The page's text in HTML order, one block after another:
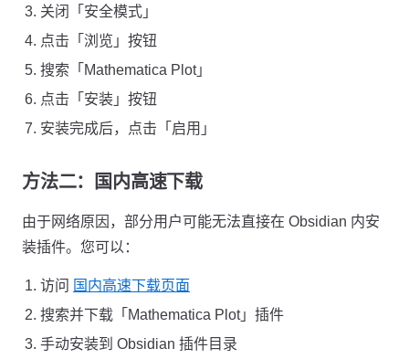
关闭「安全模式」
点击「浏览」按钮
搜索「Mathematica Plot」
点击「安装」按钮
安装完成后，点击「启用」
方法二：国内高速下载
由于网络原因，部分用户可能无法直接在 Obsidian 内安
装插件。您可以：
访问 国内高速下载页面
搜索并下载「Mathematica Plot」插件
手动安装到 Obsidian 插件目录